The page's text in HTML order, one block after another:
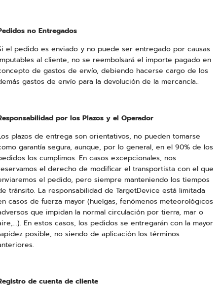
no Entregados
el pedido es enviado y no puede ser entregado por causas
al cliente, no se reembolsará el importe pagado en
de gastos de envío, debiendo hacerse cargo de los
gastos de envío para la devolución de la mercancía..
por los Plazos y el Operador
plazos de entrega son orientativos, no pueden tomarse
garantía segura, aunque, por lo general, en el 90% de los
los cumplimos. En casos excepcionales, nos
el derecho de modificar el transportista con el que
el pedido, pero siempre manteniendo los tiempos
tránsito. La responsabilidad de TargetDevice está limitada
casos de fuerza mayor (huelgas, fenómenos meteorológicos
que impidan la normal circulación por tierra, mar o
En estos casos, los pedidos se entregarán con la mayor
posible, no siendo de aplicación los términos
de cuenta de cliente